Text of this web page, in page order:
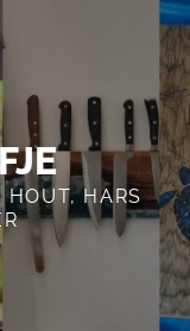
HOUT, HARS